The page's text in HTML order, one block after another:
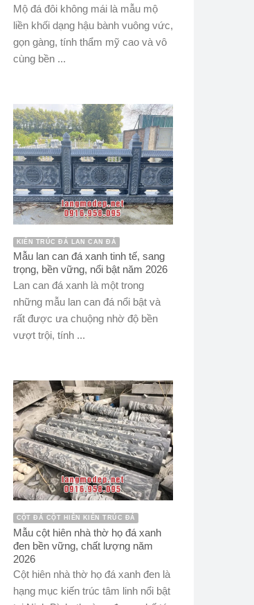
Mộ đá đôi không mái là mẫu mộ
liền khối dạng hậu bành vuông vức,
gọn gàng, tính thẩm mỹ cao và vô
cùng bền ...
KIẾN TRÚC ĐÁ LAN CAN ĐÁ
Mẫu lan can đá xanh tinh tế, sang
trọng, bền vững, nổi bật năm 2026
Lan can đá xanh là một trong
những mẫu lan can đá nổi bật và
rất được ưa chuộng nhờ độ bền
vượt trội, tính ...
CỘT ĐÁ CỘT HIÊN KIẾN TRÚC ĐÁ
Mẫu cột hiên nhà thờ họ đá xanh
đen bền vững, chất lượng năm
2026
Cột hiên nhà thờ họ đá xanh đen là
hạng mục kiến trúc tâm linh nổi bật